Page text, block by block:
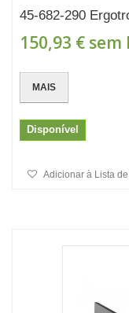
45-682-290
150,93 € sem
MAIS
Disponível
Adicionar à Lista